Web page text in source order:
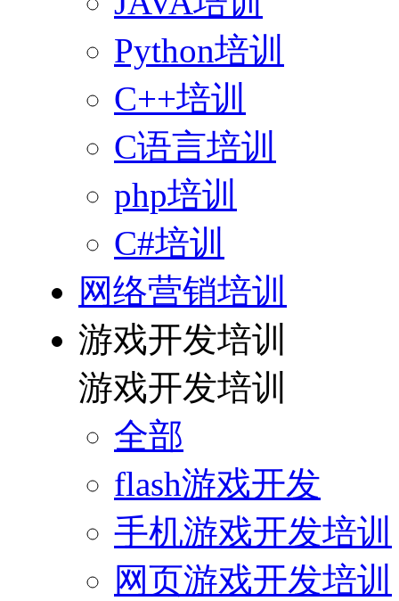
Python培训
C++培训
C语言培训
php培训
C#培训
网络营销培训
游戏开发培训
游戏开发培训
全部
flash游戏开发
手机游戏开发培训
网页游戏开发培训